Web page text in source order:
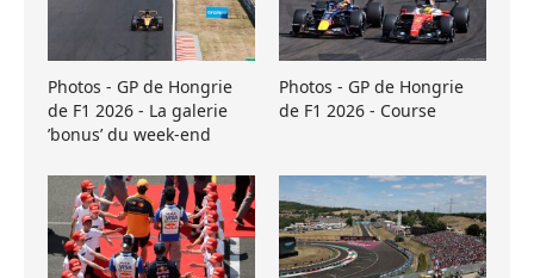
Photos - GP de Hongrie
de F1 2026 - La galerie
’bonus’ du week-end
Photos - GP de Hongrie
de F1 2026 - Course